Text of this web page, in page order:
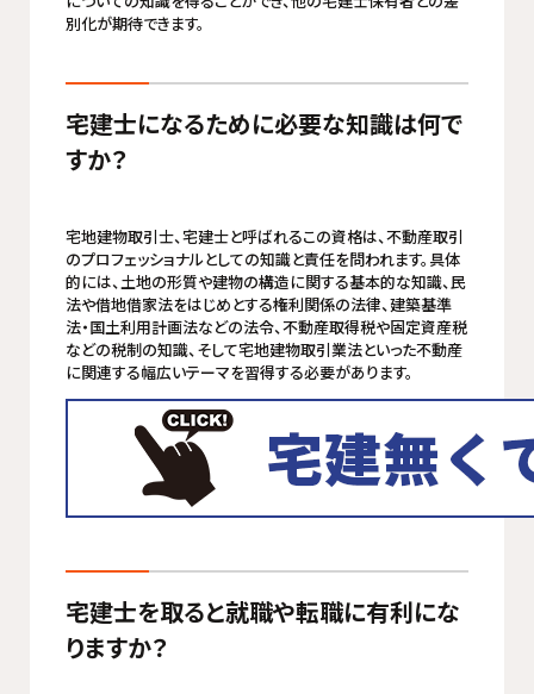
別化が期待できます。
宅建士になるために必要な知識は何で
すか？
宅地建物取引士、宅建士と呼ばれるこの資格は、不動産取引
のプロフェッショナルとしての知識と責任を問われます。具体
的には、土地の形質や建物の構造に関する基本的な知識、民
法や借地借家法をはじめとする権利関係の法律、建築基準
法・国土利用計画法などの法令、不動産取得税や固定資産税
などの税制の知識、そして宅地建物取引業法といった不動産
に関連する幅広いテーマを習得する必要があります。
宅建士を取ると就職や転職に有利にな
りますか？